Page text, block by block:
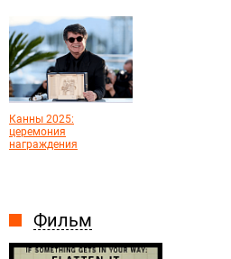
Фильм
Канны 2025:
церемония
награждения